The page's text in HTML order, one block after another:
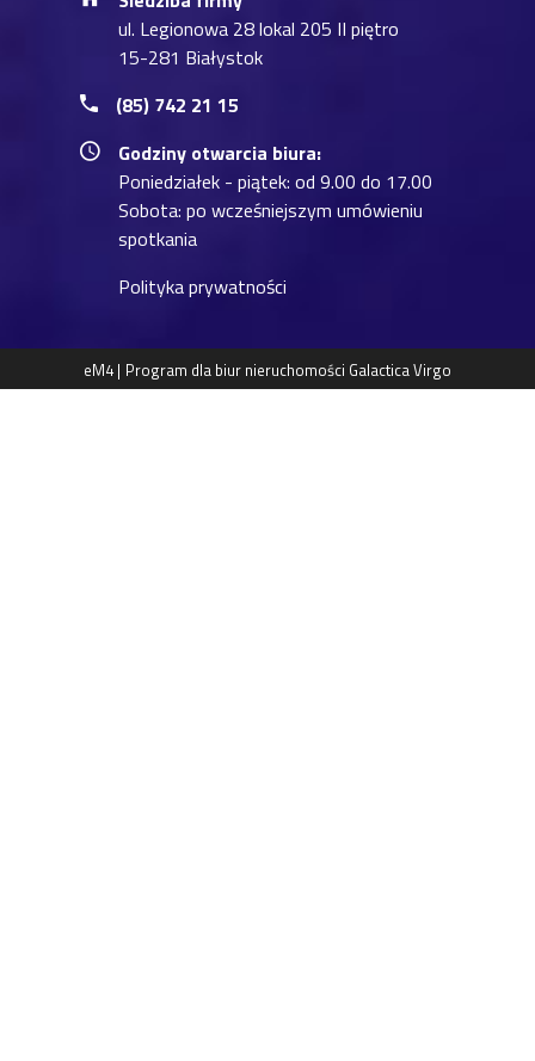
ul. Legionowa 28 lokal 205 II piętro
15-281 Białystok
(85) 742 21 15
Godziny otwarcia biura:
Poniedziałek - piątek: od 9.00 do 17.00
Sobota: po wcześniejszym umówieniu
spotkania
Polityka prywatności
eM4 | Program dla biur nieruchomości Galactica Virgo